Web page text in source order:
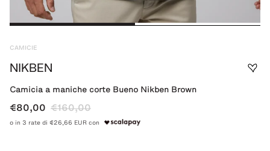
CAMICIE
NIKBEN
Camicia a maniche corte Bueno Nikben Brown
€80,00 €160,00
o in 3 rate di €26,66 EUR con